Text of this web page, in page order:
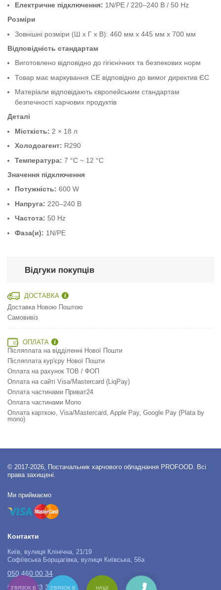
Електричне підключення: 1N/PE / 220–240 В / 50 Hz
Розміри
Зовнішні розміри (Ш x Г x В): 460 мм x 445 мм x 700 мм
Відповідність стандартам
Виготовлено відповідно до гігієнічних та безпекових норм
Товар має маркування CE відповідно до вимог директив ЄС
Матеріали відповідають європейським стандартам
безпечності харчових продуктів
Деталі
Місткість: 2 × 18 л
Холодоагент: R290
Температура: 7 °C ~ 12 °C
Значення підключення
Потужність: 600 W
Напруга: 220–240 В
Частота: 50 Hz
Фаза(и): 1N/PE
Відгуки покупців
ДОСТАВКА
Доставка Новою Поштою
Самовивіз
ОПЛАТА
Післяплата на відділенні Нової Пошти
Післяплата кур'єру Нової Пошти
Оплата на рахунок ТОВ / ФОП
Оплата на сайті Visa/Mastercard (LiqPay)
Оплата частинами Приват24
Оплата частинами Mono
Оплата карткою, Visa/Mastercard, Apple Pay, Google Pay (Plata by
mono)
© 2017-2026, Постачальник харчового обладнання PROFOOD. Всі
права захищені.
Ми приймаємо
З'ВЯЗОК В З'ВЯЗОК В НАШІ
Контакти
Київ, вулиця Клінічна, 21/19
Софіївська Борщагівка, вулиця Київська, 56а
050 460 00 34
067 525 03 34